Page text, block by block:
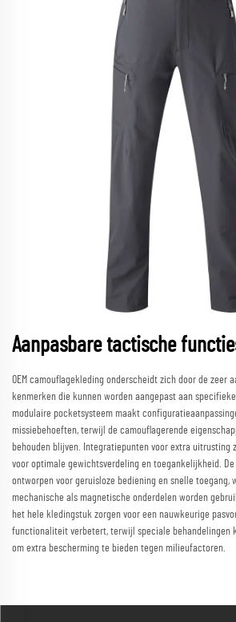
Aanpasbare tactische
OEM camouflagekleding onderscheidt zich door de zeer
kenmerken die kunnen worden aangepast aan
modulaire pocketsysteem maakt
missiebehoeften, terwijl de camouflagerende
behouden blijven. Integratiepunten voor extra uitrusting
voor optimale gewichtsverdeling en toegankelijkheid.
ontworpen voor geruisloze bediening en snelle toegang,
mechanische als magnetische onderdelen worden
het hele kledingstuk zorgen voor een nauwkeurige
functionaliteit verbetert, terwijl speciale behandelingen
om extra bescherming te bieden tegen milieufactoren.